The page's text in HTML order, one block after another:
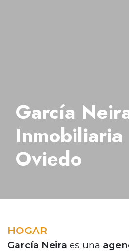
García
Inmobiliaria
Oviedo
HOGAR
García Neira es una